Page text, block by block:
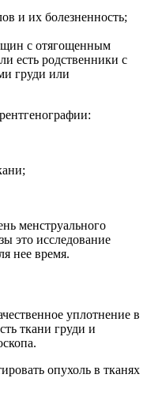
и их болезненность;
с отягощенным
есть родственники с
груди или
менструального
это исследование
нее время.
уплотнение в
ткани груди и
опухоль в тканях